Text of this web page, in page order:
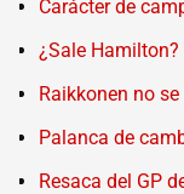
Carácter de
¿Sale
Raikkonen no
Palanca de
Resaca del GP